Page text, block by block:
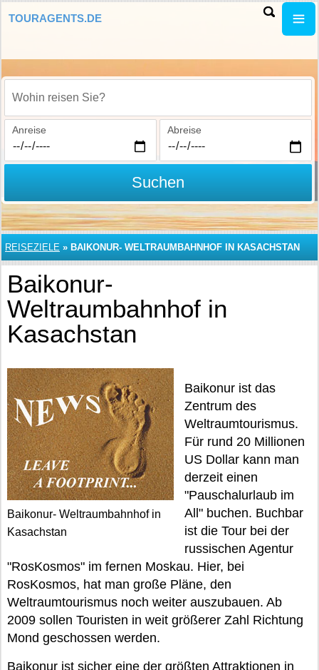
TOURAGENTS.DE
Wohin reisen Sie?
Anreise Abreise
Suchen
REISEZIELE » BAIKONUR- WELTRAUMBAHNHOF IN KASACHSTAN
Baikonur-
Weltraumbahnhof in
Kasachstan
Baikonur- Weltraumbahnhof in
Kasachstan
Baikonur ist das
Zentrum des
Weltraumtourismus.
Für rund 20 Millionen
US Dollar kann man
derzeit einen
"Pauschalurlaub im
All" buchen. Buchbar
ist die Tour bei der
russischen Agentur
"RosKosmos" im fernen Moskau. Hier, bei
RosKosmos, hat man große Pläne, den
Weltraumtourismus noch weiter auszubauen. Ab
2009 sollen Touristen in weit größerer Zahl Richtung
Mond geschossen werden.
Baikonur ist sicher eine der größten Attraktionen in